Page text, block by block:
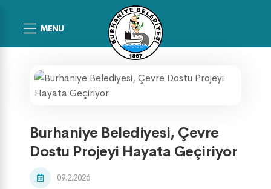
MENU
Burhaniye Belediyesi, Çevre
Dostu Projeyi Hayata Geçiriyor
09.2.2026